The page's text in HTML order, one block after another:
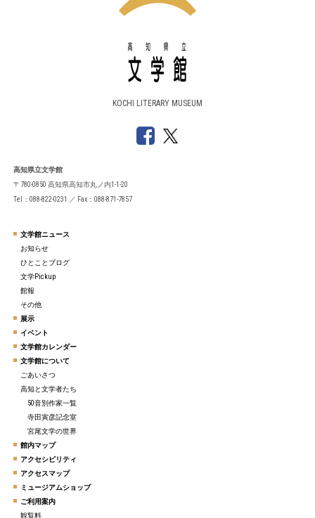
KOCHI LITERARY MUSEUM
高知県立文学館
〒780-0850 高知県高知市丸ノ内1-1-20
Tel：088-822-0231 ／ Fax：088-871-7857
文学館ニュース
お知らせ
ひとことブログ
文学Pickup
館報
その他
展示
イベント
文学館カレンダー
文学館について
ごあいさつ
高知と文学者たち
50音別作家一覧
寺田寅彦記念室
宮尾文学の世界
館内マップ
アクセシビリティ
アクセスマップ
ミュージアムショップ
ご利用案内
観覧料